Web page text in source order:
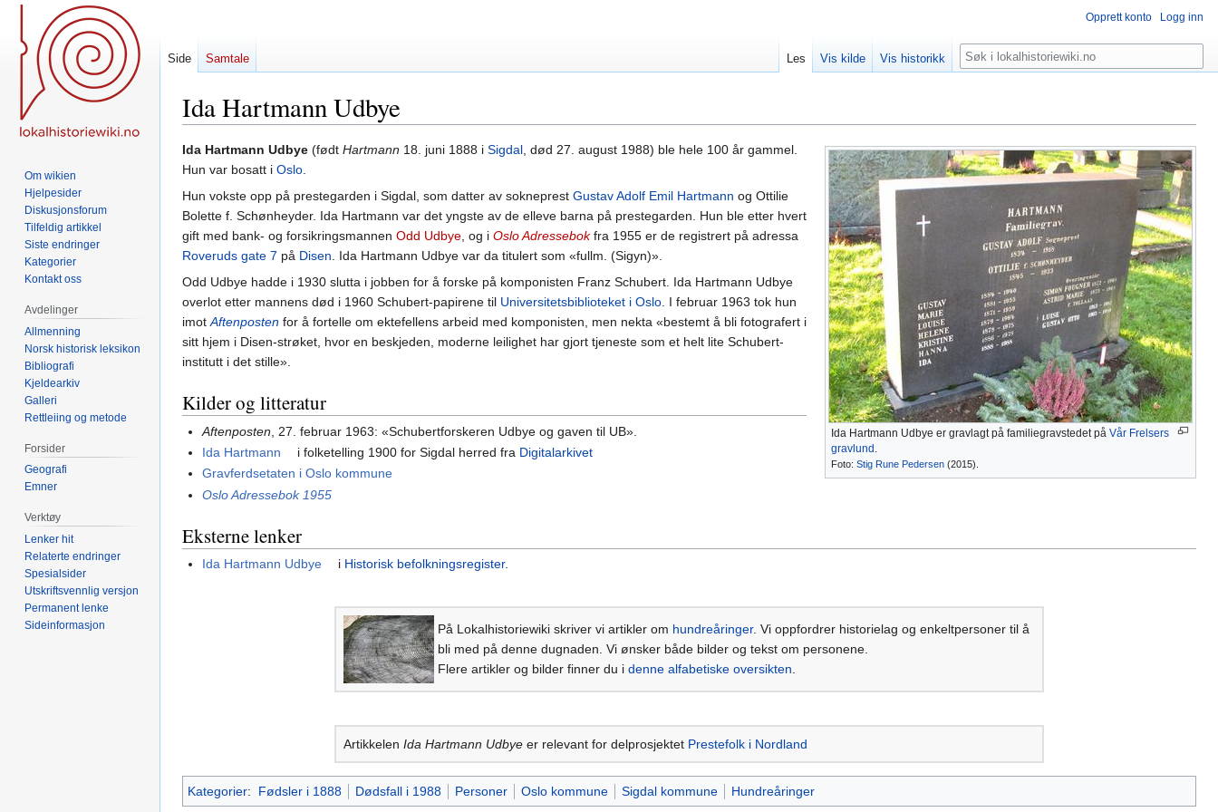
Ida Hartmann Udbye
Hopp
til
navigering
Hopp
til
søk
Ida Hartmann Udbye er gravlagt på familiegravstedet på Vår Frelsers
gravlund .
Foto: Stig Rune Pedersen (2015).
Ida Hartmann Udbye (født Hartmann 18. juni 1888 i Sigdal, død 27. august 1988) ble hele 100 år gammel.
Hun var bosatt i Oslo.
Hun vokste opp på prestegarden i Sigdal, som datter av sokneprest Gustav Adolf Emil Hartmann og Ottilie
Bolette f. Schønheyder. Ida Hartmann var det yngste av de elleve barna på prestegarden. Hun ble etter hvert
gift med bank- og forsikringsmannen Odd Udbye, og i Oslo Adressebokfra 1955 er de registrert på adressa
Roveruds gate 7 på Disen. Ida Hartmann Udbye var da titulert som «fullm. (Sigyn)».
Odd Udbye hadde i 1930 slutta i jobben for å forske på komponisten Franz Schubert. Ida Hartmann Udbye
overlot etter mannens død i 1960 Schubert-papirene til Universitetsbiblioteket i Oslo. I februar 1963 tok hun
imotAftenposten for å fortelle om ektefellens arbeid med komponisten, men nekta «bestemt å bli fotografert i
sitt hjem i Disen-strøket, hvor en beskjeden, moderne leilighet har gjort tjeneste som et helt lite Schubert-
institutt i det stille».
Kilder og litteratur
Aftenposten , 27. februar 1963: «Schubertforskeren Udbye og gaven til UB».
Ida Hartmann
i folketelling 1900 for Sigdal herred fra Digitalarkivet
Gravferdsetaten i Oslo kommune
Oslo Adressebok 1955
Eksterne lenker
Ida Hartmann Udbye i Historisk befolkningsregister.
På Lokalhistoriewiki skriver vi artikler om hundreåringer. Vi oppfordrer historielag og enkeltpersoner til å
bli med på denne dugnaden. Vi ønsker både bilder og tekst om personene.
Flere artikler og bilder finner du i denne alfabetiske oversikten
Artikkelen Ida Hartmann Udbye er relevant for delprosjektet Prestefolk i Nordland
Kategorier: Fødsler i 1888 Dødsfall i 1988 Personer Oslo kommune Sigdal kommune Hundreåringer
Opprett konto Logg inn
Side Samtale Les Vis kilde Vis historikk Søk
Om wikien
Hjelpesider
Diskusjonsforum
Tilfeldig artikkel
Siste endringer
Kategorier
Kontakt oss
Avdelinger
Allmenning
Norsk historisk leksikon
Bibliografi
Kjeldearkiv
Galleri
Rettleiing og metode
Forsider
Geografi
Emner
Verktøy
Lenker hit
Relaterte endringer
Spesialsider
Utskriftsvennlig versjon
Permanent lenke
Sideinformasjon